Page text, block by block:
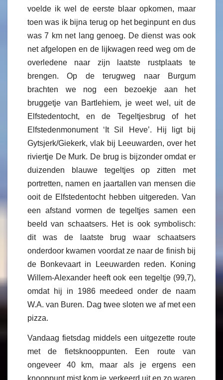
voelde ik wel de eerste blaar opkomen, maar
toen was ik bijna terug op het beginpunt en dus
was 7 km net lang genoeg. De dienst was ook
net afgelopen en de lijkwagen reed weg om de
overledene naar zijn laatste rustplaats te
brengen. Op de terugweg naar Burgum
brachten we nog een bezoekje aan het
bruggetje van Bartlehiem, je weet wel, uit de
Elfstedentocht, en de Tegeltjesbrug of het
Elfstedenmonument ‘It Sil Heve’. Hij ligt bij
Gytsjerk/Giekerk, vlak bij Leeuwarden, over het
riviertje De Murk. De brug is bijzonder omdat er
duizenden blauwe tegeltjes op zitten met
portretten, namen en jaartallen van mensen die
ooit de Elfstedentocht hebben uitgereden. Van
een afstand vormen de tegeltjes samen een
beeld van schaatsers. Het is ook symbolisch:
dit was de laatste brug waar schaatsers
onderdoor kwamen voordat ze naar de finish bij
de Bonkevaart in Leeuwarden reden. Koning
Willem-Alexander heeft ook een tegeltje (99,7),
omdat hij in 1986 meedeed onder de naam
W.A. van Buren. Dag twee sloten we af met een
pizza.
Vandaag fietsdag middels een uitgezette route
met de fietsknooppunten. Een route van
ongeveer 40 km, maar als je ergens een
knooppunt mist kom je verkeerd uit en zo waren